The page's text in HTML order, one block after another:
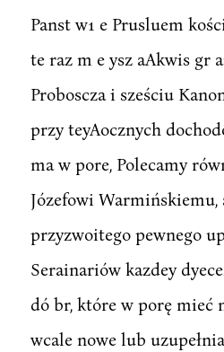
Panst w1 e Prusluem
te raz m e ysz aAkwis gr
Proboscza i sześciu
przy teyAocznych
ma w pore, Polecamy
Józefowi Warmińskiemu,
przyzwoitego pewnego
Serainariów kazdey
dó br, które w porę mieć
wcale nowe lub